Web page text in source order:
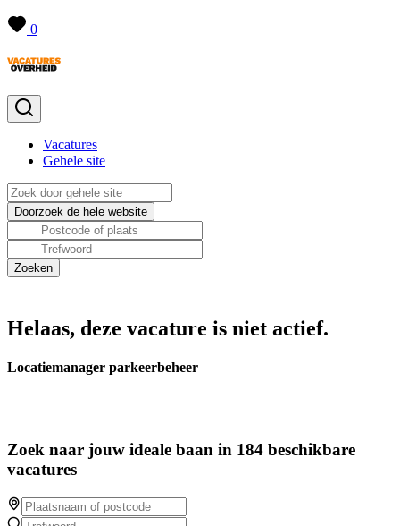
0
Vacatures
Gehele site
Helaas, deze vacature is niet actief.
Locatiemanager parkeerbeheer
Zoek naar jouw ideale baan in 184 beschikbare
vacatures